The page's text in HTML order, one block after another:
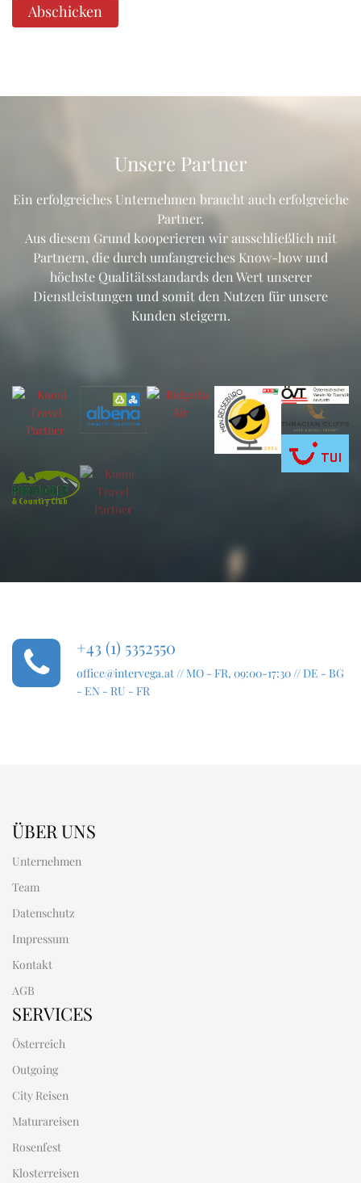
Abschicken
Unsere Partner
Ein erfolgreiches Unternehmen braucht auch erfolgreiche
Partner.
Aus diesem Grund kooperieren wir ausschließlich mit
Partnern, die durch umfangreiches Know-how und
höchste Qualitätsstandards den Wert unserer
Dienstleistungen und somit den Nutzen für unsere
Kunden steigern.
+43 (1) 5352550
office@intervega.at// MO - FR, 09:00-17:30 // DE - BG
- EN - RU - FR
ÜBER UNS
Unternehmen
Team
Datenschutz
Impressum
Kontakt
AGB
SERVICES
Österreich
Outgoing
City Reisen
Maturareisen
Rosenfest
Klosterreisen